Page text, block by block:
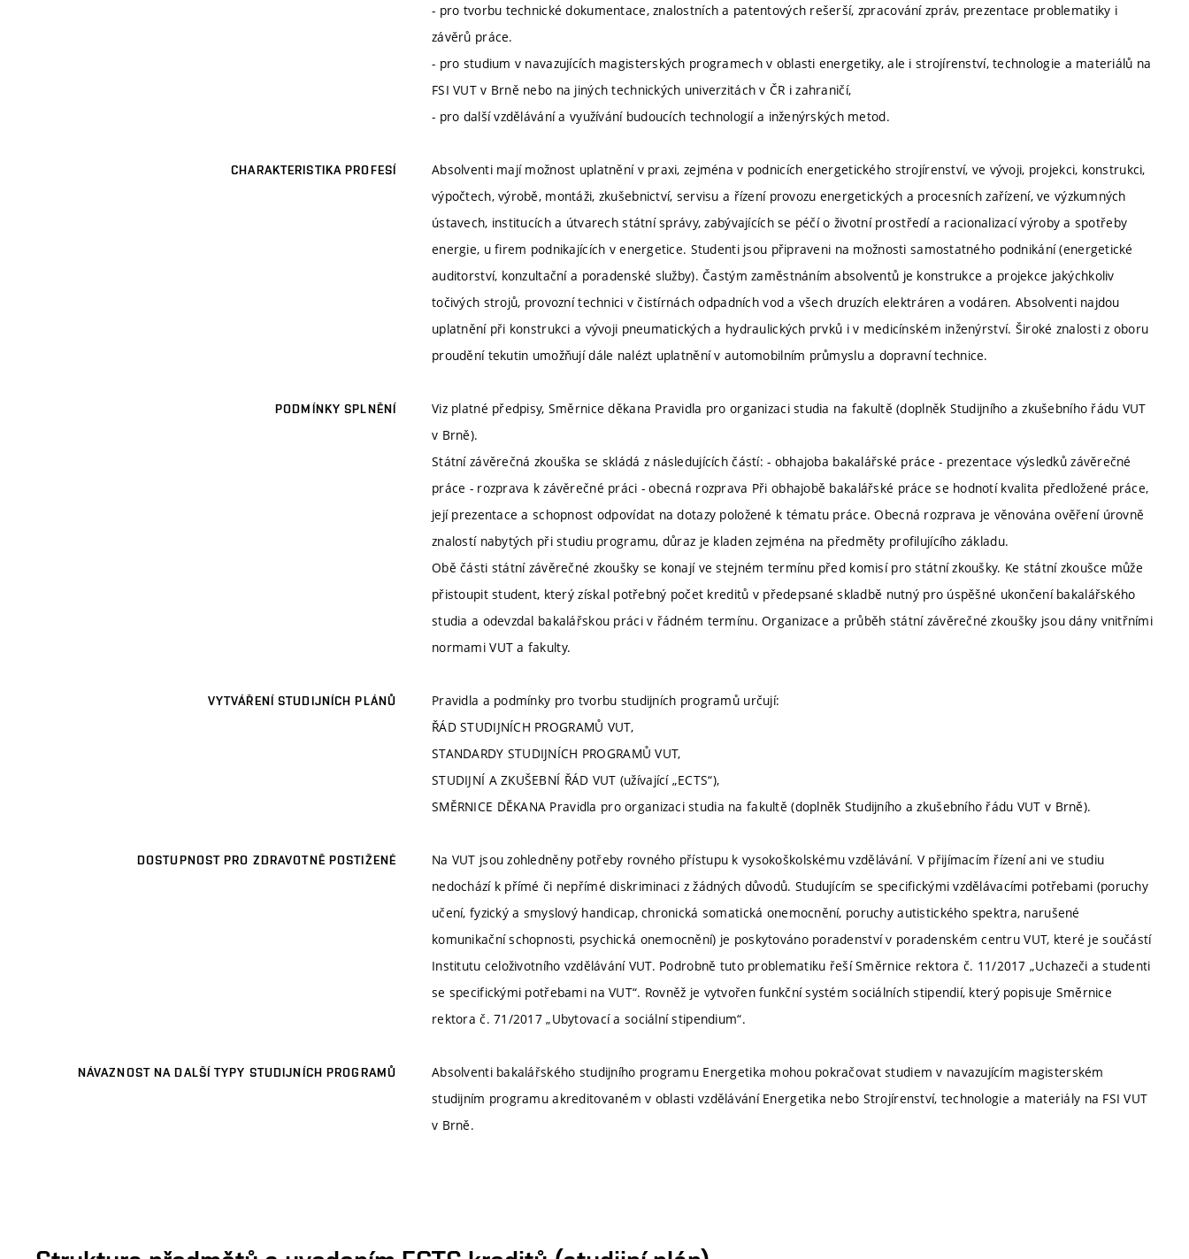
- pro tvorbu technické dokumentace, znalostních a patentových rešerší, zpracování zpráv, prezentace problematiky i
závěrů práce.
- pro studium v navazujících magisterských programech v oblasti energetiky, ale i strojírenství, technologie a materiálů na
FSI VUT v Brně nebo na jiných technických univerzitách v ČR i zahraničí,
- pro další vzdělávání a využívání budoucích technologií a inženýrských metod.
CHARAKTERISTIKA PROFESÍ
Absolventi mají možnost uplatnění v praxi, zejména v podnicích energetického strojírenství, ve vývoji, projekci, konstrukci,
výpočtech, výrobě, montáži, zkušebnictví, servisu a řízení provozu energetických a procesních zařízení, ve výzkumných
ústavech, institucích a útvarech státní správy, zabývajících se péčí o životní prostředí a racionalizací výroby a spotřeby
energie, u firem podnikajících v energetice. Studenti jsou připraveni na možnosti samostatného podnikání (energetické
auditorství, konzultační a poradenské služby). Častým zaměstnáním absolventů je konstrukce a projekce jakýchkoliv
točivých strojů, provozní technici v čistírnách odpadních vod a všech druzích elektráren a vodáren. Absolventi najdou
uplatnění při konstrukci a vývoji pneumatických a hydraulických prvků i v medicínském inženýrství. Široké znalosti z oboru
proudění tekutin umožňují dále nalézt uplatnění v automobilním průmyslu a dopravní technice.
PODMÍNKY SPLNĚNÍ
Viz platné předpisy, Směrnice děkana Pravidla pro organizaci studia na fakultě (doplněk Studijního a zkušebního řádu VUT
v Brně).
Státní závěrečná zkouška se skládá z následujících částí: - obhajoba bakalářské práce - prezentace výsledků závěrečné
práce - rozprava k závěrečné práci - obecná rozprava Při obhajobě bakalářské práce se hodnotí kvalita předložené práce,
její prezentace a schopnost odpovídat na dotazy položené k tématu práce. Obecná rozprava je věnována ověření úrovně
znalostí nabytých při studiu programu, důraz je kladen zejména na předměty profilujícího základu.
Obě části státní závěrečné zkoušky se konají ve stejném termínu před komisí pro státní zkoušky. Ke státní zkoušce může
přistoupit student, který získal potřebný počet kreditů v předepsané skladbě nutný pro úspěšné ukončení bakalářského
studia a odevzdal bakalářskou práci v řádném termínu. Organizace a průběh státní závěrečné zkoušky jsou dány vnitřními
normami VUT a fakulty.
VYTVÁŘENÍ STUDIJNÍCH PLÁNŮ
Pravidla a podmínky pro tvorbu studijních programů určují:
ŘÁD STUDIJNÍCH PROGRAMŮ VUT,
STANDARDY STUDIJNÍCH PROGRAMŮ VUT,
STUDIJNÍ A ZKUŠEBNÍ ŘÁD VUT (užívající „ECTS“),
SMĚRNICE DĚKANA Pravidla pro organizaci studia na fakultě (doplněk Studijního a zkušebního řádu VUT v Brně).
DOSTUPNOST PRO ZDRAVOTNĚ POSTIŽENÉ
Na VUT jsou zohledněny potřeby rovného přístupu k vysokoškolskému vzdělávání. V přijímacím řízení ani ve studiu
nedochází k přímé či nepřímé diskriminaci z žádných důvodů. Studujícím se specifickými vzdělávacími potřebami (poruchy
učení, fyzický a smyslový handicap, chronická somatická onemocnění, poruchy autistického spektra, narušené
komunikační schopnosti, psychická onemocnění) je poskytováno poradenství v poradenském centru VUT, které je součástí
Institutu celoživotního vzdělávání VUT. Podrobně tuto problematiku řeší Směrnice rektora č. 11/2017 „Uchazeči a studenti
se specifickými potřebami na VUT“. Rovněž je vytvořen funkční systém sociálních stipendií, který popisuje Směrnice
rektora č. 71/2017 „Ubytovací a sociální stipendium“.
NÁVAZNOST NA DALŠÍ TYPY STUDIJNÍCH PROGRAMŮ
Absolventi bakalářského studijního programu Energetika mohou pokračovat studiem v navazujícím magisterském
studijním programu akreditovaném v oblasti vzdělávání Energetika nebo Strojírenství, technologie a materiály na FSI VUT
v Brně.